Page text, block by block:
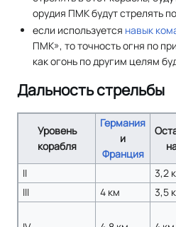
орудия ПМК будут стрелять
если используется навык
ПМК», то точность огня по
как огонь по другим целям
Дальность стрельбы
Уровень
корабля
Германия
и
Франция
II
3,2
III
4 км 3,5